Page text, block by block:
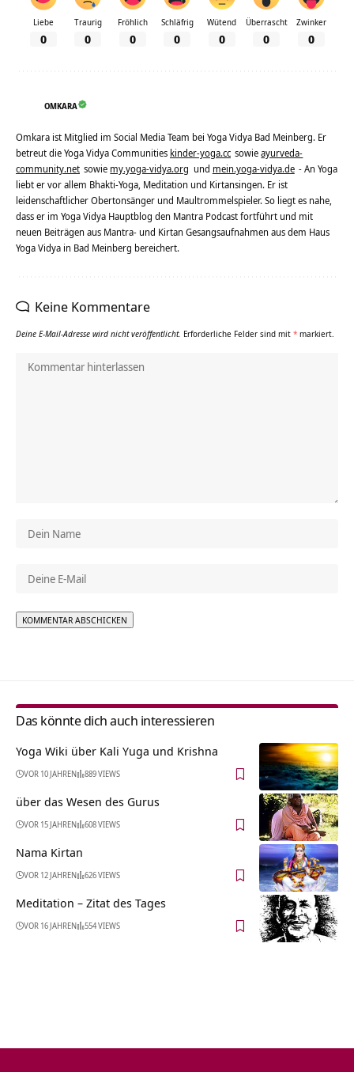
Liebe
0
Traurig
0
Fröhlich
0
Schläfrig
0
Wütend
0
Überrascht
0
Zwinker
0
OMKARA
Omkara ist Mitglied im Social Media Team bei Yoga Vidya Bad Meinberg. Er
betreut die Yoga Vidya Communities kinder-yoga.cc sowieayurveda-
community.net sowie my.yoga-vidya.org und mein.yoga-vidya.de - An Yoga
liebt er vor allem Bhakti-Yoga, Meditation und Kirtansingen. Er ist
leidenschaftlicher Obertonsänger und Maultrommelspieler. So liegt es nahe,
dass er im Yoga Vidya Hauptblog den Mantra Podcast fortführt und mit
neuen Beiträgen aus Mantra- und Kirtan Gesangsaufnahmen aus dem Haus
Yoga Vidya in Bad Meinberg bereichert.
Keine Kommentare
Deine E-Mail-Adresse wird nicht veröffentlicht. Erforderliche Felder sind mit * markiert.
Das könnte dich auch interessieren
Yoga Wiki über Kali Yuga und Krishna
VOR 10 JAHREN 889 VIEWS
über das Wesen des Gurus
VOR 15 JAHREN 608 VIEWS
Nama Kirtan
VOR 12 JAHREN 626 VIEWS
Meditation – Zitat des Tages
VOR 16 JAHREN 554 VIEWS